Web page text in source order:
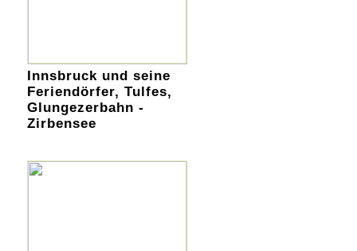
Innsbruck und seine
Feriendörfer, Tulfes,
Glungezerbahn -
Zirbensee